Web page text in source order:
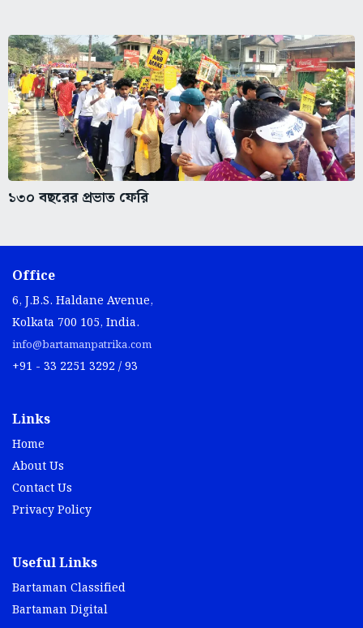
১৩০ বছরের প্রভাত ফেরি
Office
6, J.B.S. Haldane Avenue,
Kolkata 700 105, India.
info@bartamanpatrika.com
+91 - 33 2251 3292 / 93
Links
Home
About Us
Contact Us
Privacy Policy
Useful Links
Bartaman Classified
Bartaman Digital